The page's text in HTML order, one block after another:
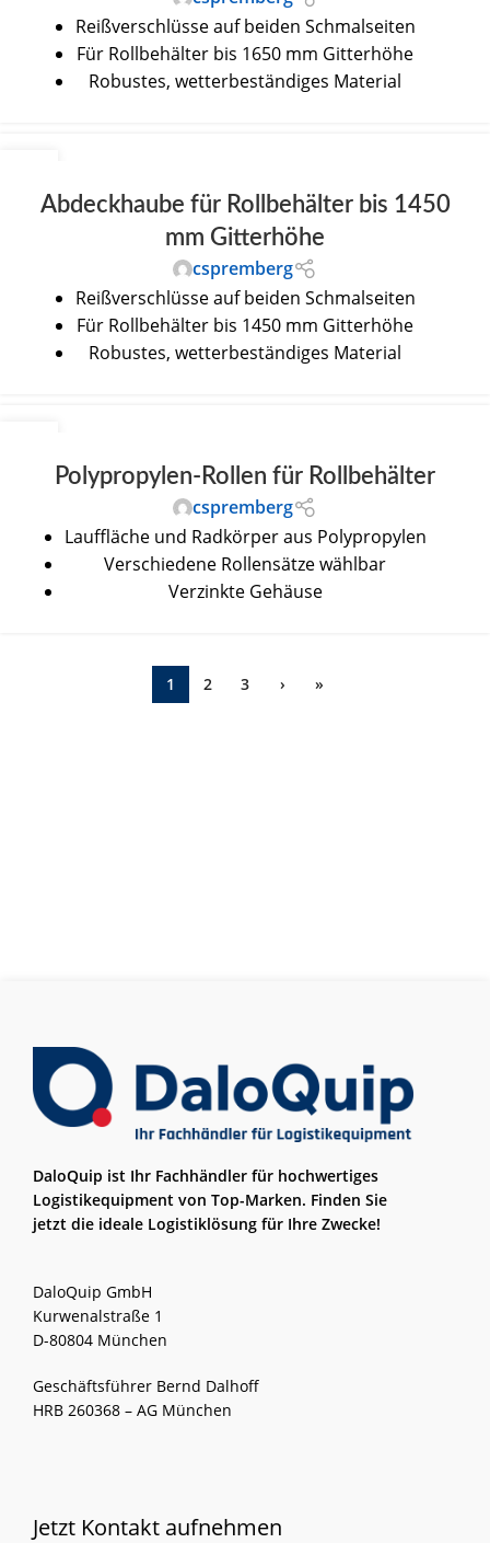
Reißverschlüsse auf beiden Schmalseiten
Für Rollbehälter bis 1650 mm Gitterhöhe
Robustes, wetterbeständiges Material
Abdeckhaube für Rollbehälter bis 1450
mm Gitterhöhe
cspremberg
Reißverschlüsse auf beiden Schmalseiten
Für Rollbehälter bis 1450 mm Gitterhöhe
Robustes, wetterbeständiges Material
Polypropylen-Rollen für Rollbehälter
cspremberg
Lauffläche und Radkörper aus Polypropylen
Verschiedene Rollensätze wählbar
Verzinkte Gehäuse
1 2 3 › »
DaloQuip ist Ihr Fachhändler für hochwertiges
Logistikequipment von Top-Marken. Finden Sie
jetzt die ideale Logistiklösung für Ihre Zwecke!
DaloQuip GmbH
Kurwenalstraße 1
D-80804 München
Geschäftsführer Bernd Dalhoff
HRB 260368 – AG München
Jetzt Kontakt aufnehmen